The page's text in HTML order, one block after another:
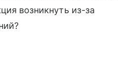
возникнуть из-за